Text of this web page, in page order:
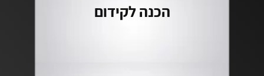
הכנה לקידום